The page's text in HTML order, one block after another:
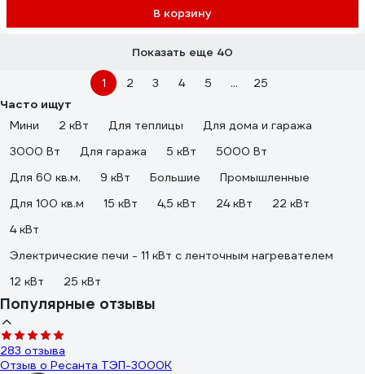
В корзину
Показать еще 40
1 2 3 4 5 ...
25
Часто ищут
Мини
2 кВт Для теплицы
Для дома и гаража
3000 Вт
Для гаража 5 кВт
5000 Вт
Для 60 кв.м.
9 кВт Большие
Промышленные
Для 100 кв.м
15 кВт 4,5 кВт 24 кВт
22 кВт
4 кВт
Электрические печи - 11 кВт с ленточным нагревателем
12 кВт
25 кВт
Популярные отзывы
283 отзыва
Отзыв о Ресанта ТЭП-3000К